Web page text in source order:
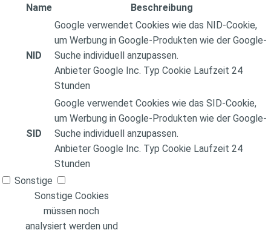
Name
Beschreibung
NID
Google verwendet Cookies wie das NID-Cookie,
um Werbung in Google-Produkten wie der Google-
Suche individuell anzupassen.
Anbieter Google Inc. Typ Cookie Laufzeit 24
Stunden
SID
Google verwendet Cookies wie das SID-Cookie,
um Werbung in Google-Produkten wie der Google-
Suche individuell anzupassen.
Anbieter Google Inc. Typ Cookie Laufzeit 24
Stunden
Sonstige
Sonstige Cookies
müssen noch
analysiert werden und